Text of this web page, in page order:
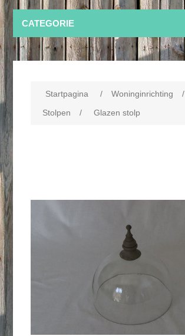
CATEGORIE
Startpagina / Woninginrichting
/
Stolpen
/ Glazen stolp